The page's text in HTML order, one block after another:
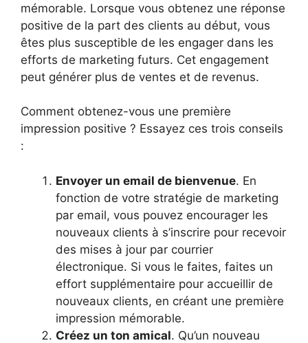
mémorable. Lorsque vous obtenez une réponse
positive de la part des clients au début, vous
êtes plus susceptible de les engager dans les
efforts de marketing futurs. Cet engagement
peut générer plus de ventes et de revenus.
Comment obtenez-vous une première
impression positive ? Essayez ces trois conseils
:
Envoyer un email de bienvenue. En
fonction de votre stratégie de marketing
par email, vous pouvez encourager les
nouveaux clients à s’inscrire pour recevoir
des mises à jour par courrier
électronique. Si vous le faites, faites un
effort supplémentaire pour accueillir de
nouveaux clients, en créant une première
impression mémorable.
Créez un ton amical. Qu’un nouveau